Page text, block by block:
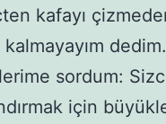
kafayı
sordum:
için